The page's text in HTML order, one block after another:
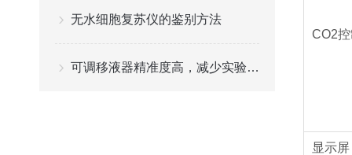
无水细胞复苏仪的鉴别方法
可调移液器精准度高，减少实验误差
CO2
显示屏